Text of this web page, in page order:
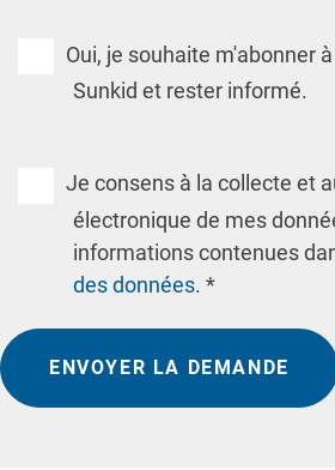
Oui, je souhaite m'abonner
Sunkid et rester informé.
Je consens à la collecte et
électronique de mes
informations contenues
des données. *
ENVOYER LA DEMANDE